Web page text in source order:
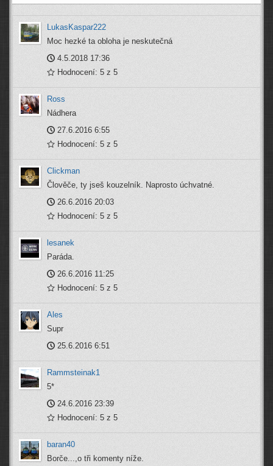
LukasKaspar222
Moc hezké ta obloha je neskutečná
4.5.2018 17:36
Hodnocení: 5 z 5
Ross
Nádhera
27.6.2016 6:55
Hodnocení: 5 z 5
Clickman
Člověče, ty jseš kouzelník. Naprosto úchvatné.
26.6.2016 20:03
Hodnocení: 5 z 5
lesanek
Paráda.
26.6.2016 11:25
Hodnocení: 5 z 5
Ales
Supr
25.6.2016 6:51
Rammsteinak1
5*
24.6.2016 23:39
Hodnocení: 5 z 5
baran40
Borče...,o tři komenty níže.